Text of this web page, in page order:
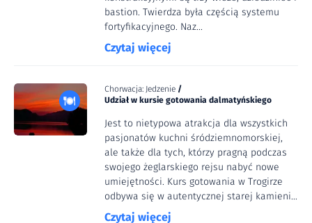
bastion. Twierdza była częścią systemu
fortyfikacyjnego. Naz...
Czytaj więcej
Chorwacja: Jedzenie /
Udział w kursie gotowania dalmatyńskiego
Jest to nietypowa atrakcja dla wszystkich
pasjonatów kuchni śródziemnomorskiej,
ale także dla tych, którzy pragną podczas
swojego żeglarskiego rejsu nabyć nowe
umiejętności. Kurs gotowania w Trogirze
odbywa się w autentycznej starej kamieni...
Czytaj więcej